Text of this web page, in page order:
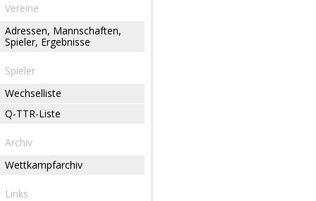
Vereine
Adressen, Mannschaften,
Spieler, Ergebnisse
Spieler
Wechselliste
Q-TTR-Liste
Archiv
Wettkampfarchiv
Links